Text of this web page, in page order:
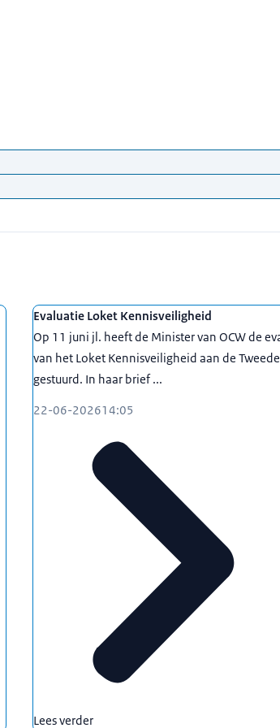
met een goede balans tussen kansen en
kwesties zoals misbruik van onderzoeksresultaten
u extra waakzaam moet zijn met internationale
kunt maken van het risicoprofiel van een
en selectie van nieuwe medewerkers.
Neem dan contact op met het Rijksbreed
gebied en adviseren u graag als u worstelt met dit
nemen en maatregelen treffen om de
informatie en antwoorden op veel gestelde
antwoord? Neem dan contact met ons op via het
Evaluatie Loket Kennisveiligheid
Op 11 juni jl. heeft de Minister van OCW de
van het Loket Kennisveiligheid aan de
gestuurd. In haar brief ...
22-06-202614:05
Lees verder